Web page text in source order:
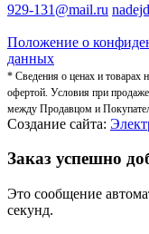
929-131@mail.ru
Положение о
данных
* Сведения о ценах и товарах
офертой. Условия при
между Продавцом и
Создание сайта:
Заказ успешно
Это сообщение
секунд.